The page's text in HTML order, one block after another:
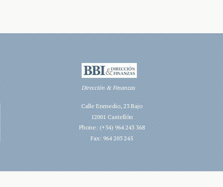
Dirección & Finanzas
Calle Enmedio, 23 Bajo
12001 Castellón
Phone: (+34) 964 243 368
Fax: 964 203 245